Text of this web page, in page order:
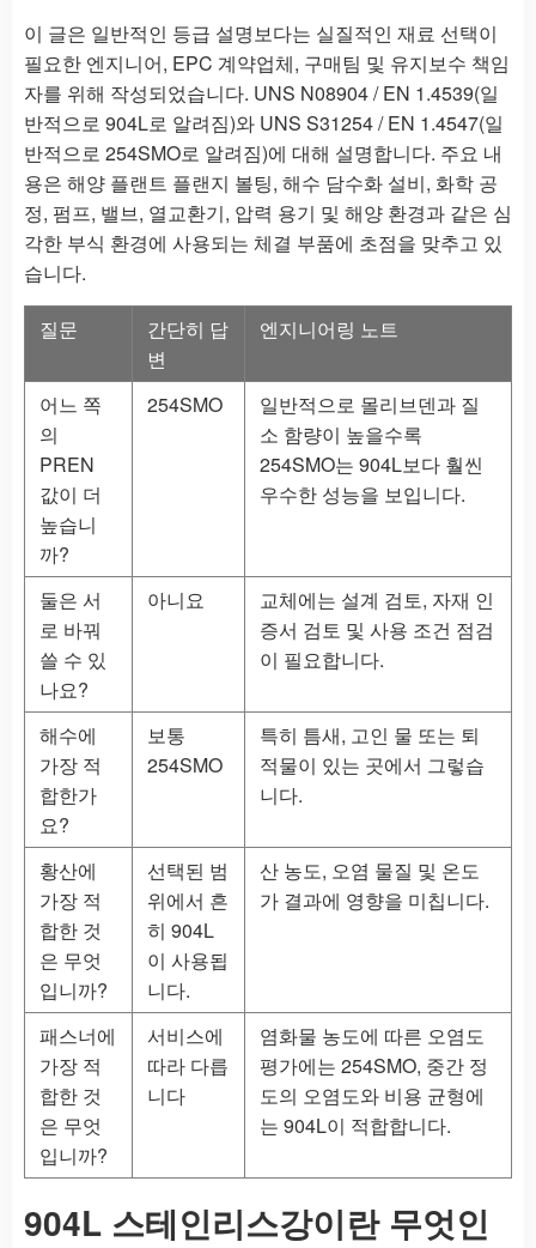
이 글은 일반적인 등급 설명보다는 실질적인 재료 선택이
필요한 엔지니어, EPC 계약업체, 구매팀 및 유지보수 책임
자를 위해 작성되었습니다. UNS N08904 / EN 1.4539(일
반적으로 904L로 알려짐)와 UNS S31254 / EN 1.4547(일
반적으로 254SMO로 알려짐)에 대해 설명합니다. 주요 내
용은 해양 플랜트 플랜지 볼팅, 해수 담수화 설비, 화학 공
정, 펌프, 밸브, 열교환기, 압력 용기 및 해양 환경과 같은 심
각한 부식 환경에 사용되는 체결 부품에 초점을 맞추고 있
습니다.
질문
간단히 답
변
엔지니어링 노트
어느 쪽
의
PREN
값이 더
높습니
까?
254SMO
일반적으로 몰리브덴과 질
소 함량이 높을수록
254SMO는 904L보다 훨씬
우수한 성능을 보입니다.
둘은 서
로 바꿔
쓸 수 있
나요?
아니요
교체에는 설계 검토, 자재 인
증서 검토 및 사용 조건 점검
이 필요합니다.
해수에
가장 적
합한가
요?
보통
254SMO
특히 틈새, 고인 물 또는 퇴
적물이 있는 곳에서 그렇습
니다.
황산에
가장 적
합한 것
은 무엇
입니까?
선택된 범
위에서 흔
히 904L
이 사용됩
니다.
산 농도, 오염 물질 및 온도
가 결과에 영향을 미칩니다.
패스너에
가장 적
합한 것
은 무엇
입니까?
서비스에
따라 다릅
니다
염화물 농도에 따른 오염도
평가에는 254SMO, 중간 정
도의 오염도와 비용 균형에
는 904L이 적합합니다.
904L 스테인리스강이란 무엇인